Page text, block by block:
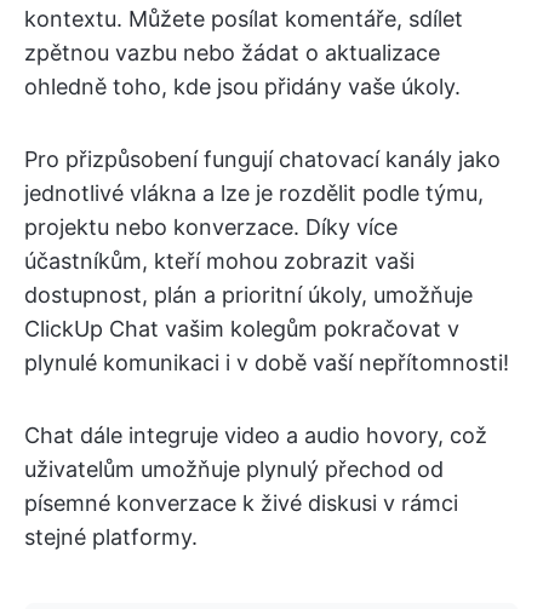
kontextu. Můžete posílat komentáře, sdílet
zpětnou vazbu nebo žádat o aktualizace
ohledně toho, kde jsou přidány vaše úkoly.
Pro přizpůsobení fungují chatovací kanály jako
jednotlivé vlákna a lze je rozdělit podle týmu,
projektu nebo konverzace. Díky více
účastníkům, kteří mohou zobrazit vaši
dostupnost, plán a prioritní úkoly, umožňuje
ClickUp Chat vašim kolegům pokračovat v
plynulé komunikaci i v době vaší nepřítomnosti!
Chat dále integruje video a audio hovory, což
uživatelům umožňuje plynulý přechod od
písemné konverzace k živé diskusi v rámci
stejné platformy.